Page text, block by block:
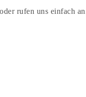
rufen uns einfach